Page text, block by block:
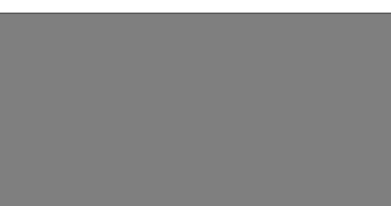
zu betreiben.
weiter für Sie optimieren können, den Inhalt auf unserer Website aber
relevant für Sie zu gestalten. Bitte beachten Sie, dass Daten hierfür
Medien übertragen werden.